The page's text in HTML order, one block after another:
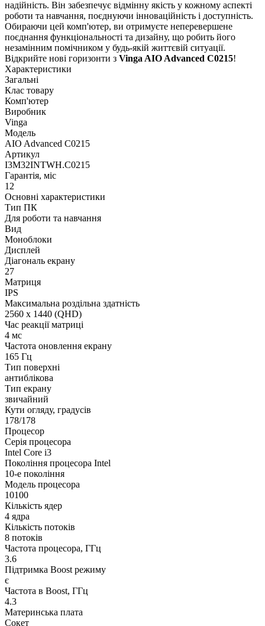
надійність. Він забезпечує відмінну якість у кожному аспекті
роботи та навчання, поєднуючи інноваційність і доступність.
Обираючи цей комп'ютер, ви отримуєте неперевершене
поєднання функціональності та дизайну, що робить його
незамінним помічником у будь-якій життєвій ситуації.
Відкрийте нові горизонти з Vinga AIO Advanced C0215!
Характеристики
Загальні
Клас товару
Комп'ютер
Виробник
Vinga
Модель
AIO Advanced C0215
Артикул
I3M32INTWH.C0215
Гарантія, міс
12
Основні характеристики
Тип ПК
Для роботи та навчання
Вид
Моноблоки
Дисплей
Діагональ екрану
27
Матриця
IPS
Максимальна роздільна здатність
2560 x 1440 (QHD)
Час реакції матриці
4 мс
Частота оновлення екрану
165 Гц
Тип поверхні
антиблікова
Тип екрану
звичайний
Кути огляду, градусів
178/178
Процесор
Серія процесора
Intel Core i3
Покоління процесора Intel
10-е покоління
Модель процесора
10100
Кількість ядер
4 ядра
Кількість потоків
8 потоків
Частота процесора, ГГц
3.6
Підтримка Boost режиму
є
Частота в Boost, ГГц
4.3
Материнська плата
Сокет